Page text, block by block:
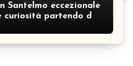
Santelmo eccezionale
partendo da